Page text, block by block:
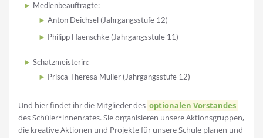
Medienbeauftragte:
Anton Deichsel (Jahrgangsstufe 12)
Philipp Haenschke (Jahrgangsstufe 11)
Schatzmeisterin:
Prisca Theresa Müller (Jahrgangsstufe 12)
Und hier findet ihr die Mitglieder des optionalen Vorstandes
des Schüler*innenrates. Sie organisieren unsere Aktionsgruppen,
die kreative Aktionen und Projekte für unsere Schule planen und